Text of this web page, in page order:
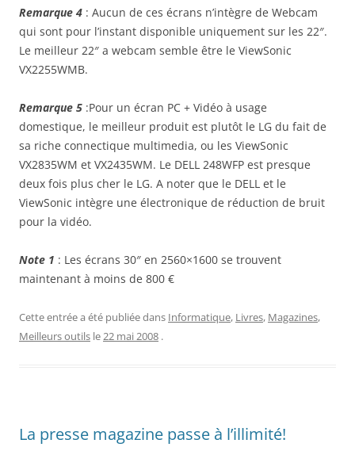
Remarque 4 : Aucun de ces écrans n’intègre de Webcam
qui sont pour l’instant disponible uniquement sur les 22″.
Le meilleur 22″ a webcam semble être le ViewSonic
VX2255WMB.
Remarque 5 :Pour un écran PC + Vidéo à usage
domestique, le meilleur produit est plutôt le LG du fait de
sa riche connectique multimedia, ou les ViewSonic
VX2835WM et VX2435WM. Le DELL 248WFP est presque
deux fois plus cher le LG. A noter que le DELL et le
ViewSonic intègre une électronique de réduction de bruit
pour la vidéo.
Note 1 : Les écrans 30″ en 2560×1600 se trouvent
maintenant à moins de 800 €
Cette entrée a été publiée dans Informatique, Livres, Magazines,
Meilleurs outils le22 mai 2008 .
La presse magazine passe à l’illimité!